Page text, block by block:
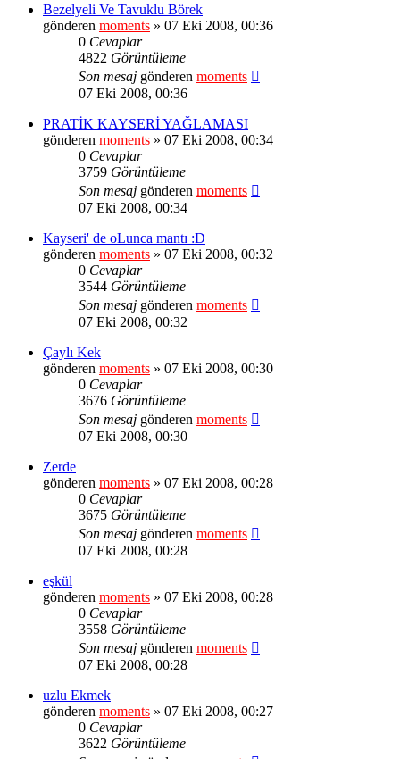
Bezelyeli Ve Tavuklu Börek
gönderen moments » 07 Eki 2008, 00:36
0 Cevaplar
4822 Görüntüleme
Son mesaj gönderen moments
07 Eki 2008, 00:36
PRATİK KAYSERİ YAĞLAMASI
gönderen moments » 07 Eki 2008, 00:34
0 Cevaplar
3759 Görüntüleme
Son mesaj gönderen moments
07 Eki 2008, 00:34
Kayseri' de oLunca mantı :D
gönderen moments » 07 Eki 2008, 00:32
0 Cevaplar
3544 Görüntüleme
Son mesaj gönderen moments
07 Eki 2008, 00:32
Çaylı Kek
gönderen moments » 07 Eki 2008, 00:30
0 Cevaplar
3676 Görüntüleme
Son mesaj gönderen moments
07 Eki 2008, 00:30
Zerde
gönderen moments » 07 Eki 2008, 00:28
0 Cevaplar
3675 Görüntüleme
Son mesaj gönderen moments
07 Eki 2008, 00:28
eşkül
gönderen moments » 07 Eki 2008, 00:28
0 Cevaplar
3558 Görüntüleme
Son mesaj gönderen moments
07 Eki 2008, 00:28
uzlu Ekmek
gönderen moments » 07 Eki 2008, 00:27
0 Cevaplar
3622 Görüntüleme